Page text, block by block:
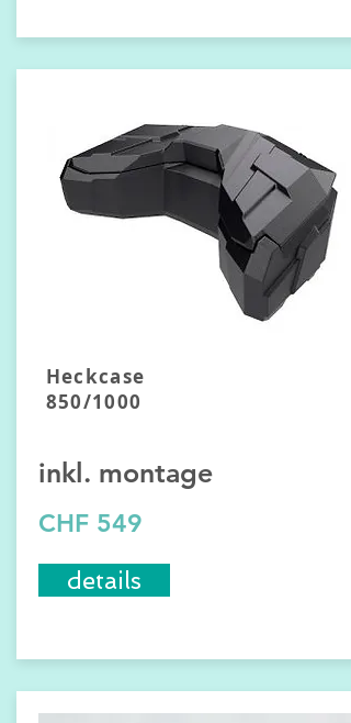
Heckcase
850/1000
inkl. montage
CHF 549
details